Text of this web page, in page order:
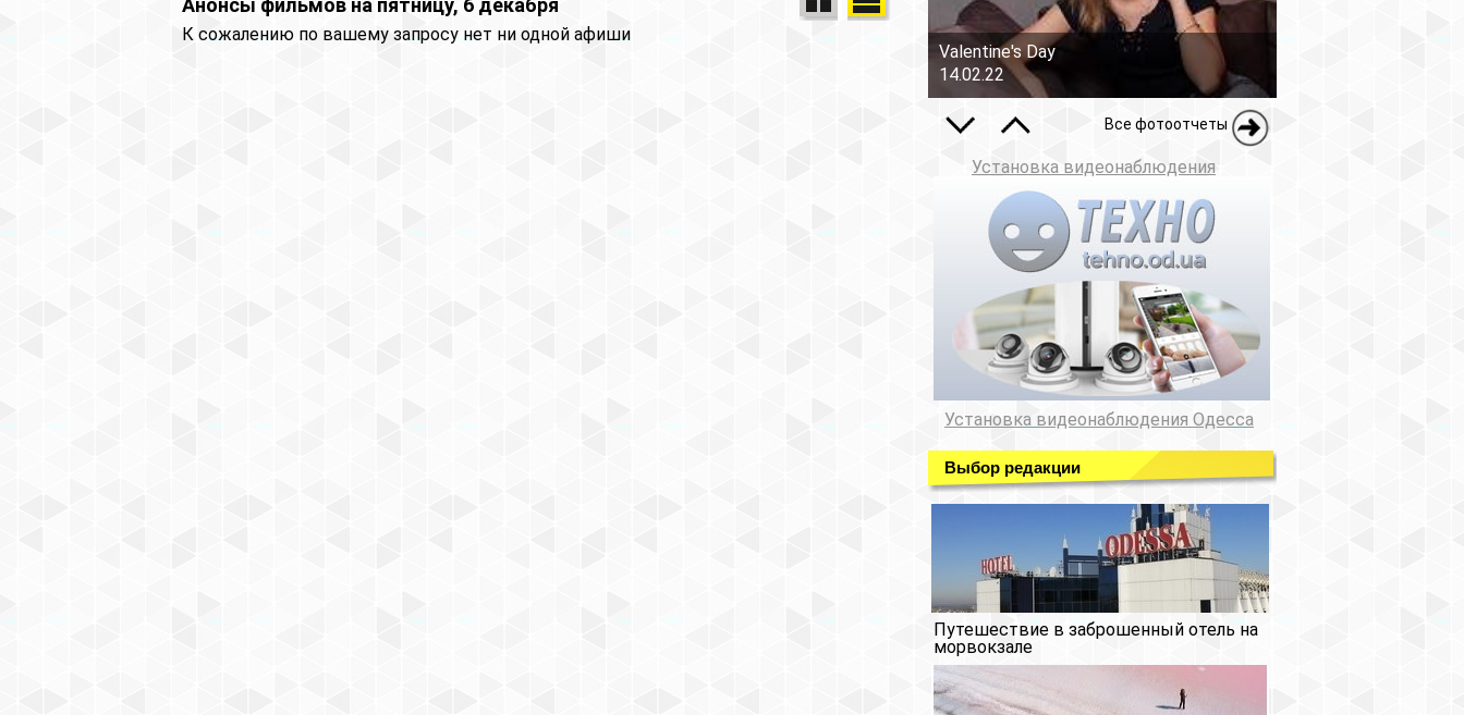
Анонсы фильмов на пятницу, 6 декабря
К сожалению по вашему запросу нет ни одной афиши
Valentine's Day
14.02.22
Все фотоотчеты
Установка видеонаблюдения
Установка видеонаблюдения Одесса
Выбор редакции
Путешествие в заброшенный отель на
морвокзале